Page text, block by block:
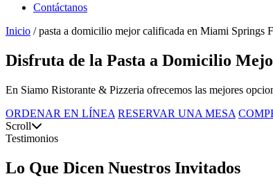
Contáctanos
Inicio / pasta a domicilio mejor calificada en Miami Springs
Disfruta de la Pasta a Domicilio
En Siamo Ristorante & Pizzeria ofrecemos las mejores
ORDENAR EN LÍNEA RESERVAR UNA MESA
Scroll
Testimonios
Lo Que Dicen Nuestros Invitados